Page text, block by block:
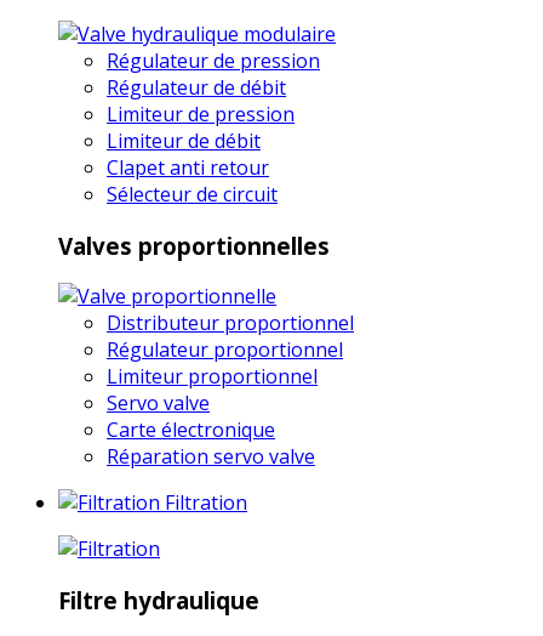
Régulateur de pression
Régulateur de débit
Limiteur de pression
Limiteur de débit
Clapet anti retour
Sélecteur de circuit
Valves proportionnelles
Distributeur proportionnel
Régulateur proportionnel
Limiteur proportionnel
Servo valve
Carte électronique
Réparation servo valve
Filtration
Filtre hydraulique